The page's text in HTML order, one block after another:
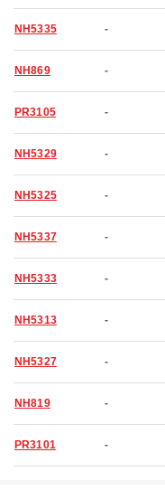
NH5335 -
NH869 -
PR3105 -
NH5329 -
NH5325 -
NH5337 -
NH5333 -
NH5313 -
NH5327 -
NH819 -
PR3101 -